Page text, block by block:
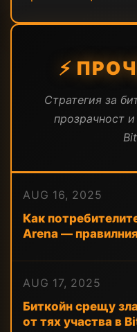
⚡
Стратегия за
прозрачност
AUG 16, 2025
Как
Arena —
AUG 17, 2025
Биткойн срещу
от тях участва в